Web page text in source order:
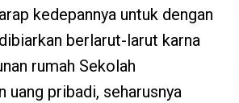
kedepannya untuk dengan
berlarut-larut karna
rumah Sekolah
uang pribadi, seharusnya